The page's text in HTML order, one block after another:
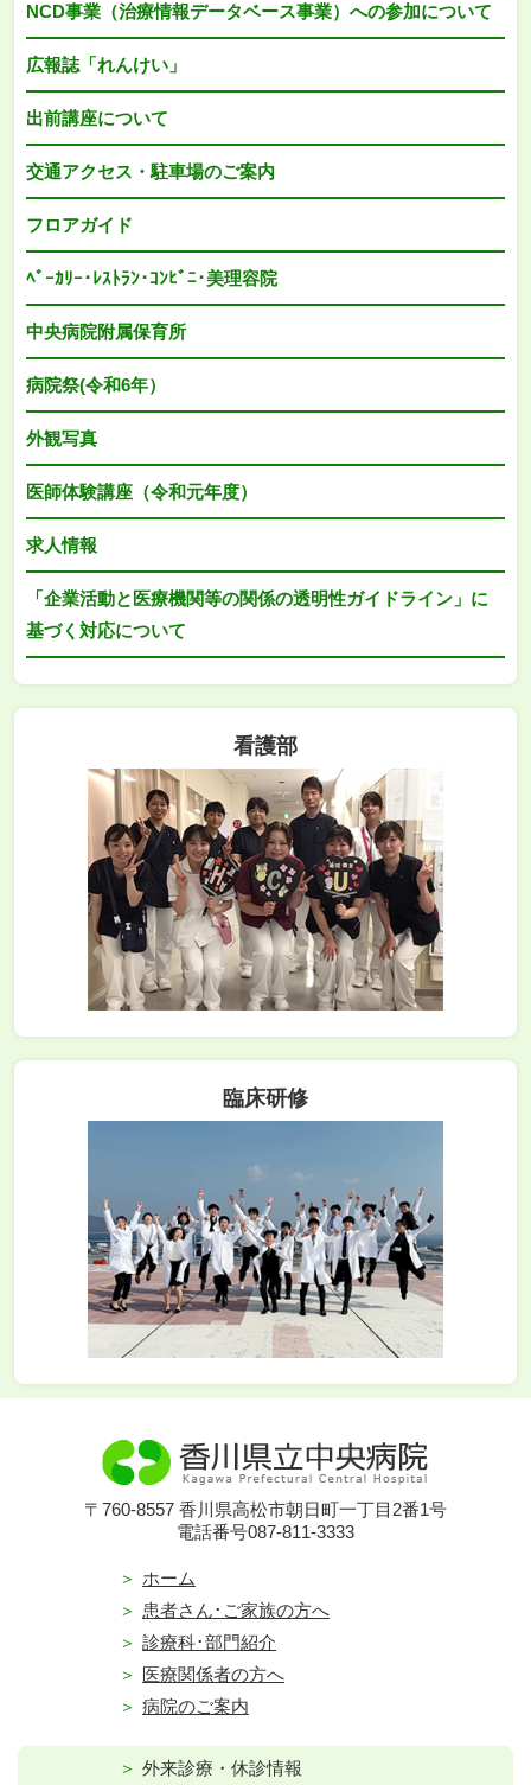
NCD事業（治療情報データベース事業）への参加について
広報誌「れんけい」
出前講座について
交通アクセス・駐車場のご案内
フロアガイド
ﾍﾞｰｶﾘｰ･ﾚｽﾄﾗﾝ･ｺﾝﾋﾞﾆ･美理容院
中央病院附属保育所
病院祭(令和6年）
外観写真
医師体験講座（令和元年度）
求人情報
「企業活動と医療機関等の関係の透明性ガイドライン」に
基づく対応について
看護部
臨床研修
〒760-8557 香川県高松市朝日町一丁目2番1号
電話番号087-811-3333
ホーム
患者さん･ご家族の方へ
診療科･部門紹介
医療関係者の方へ
病院のご案内
外来診療・休診情報